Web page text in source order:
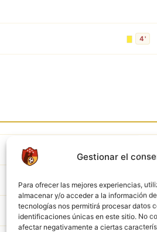
Gestionar el
Para ofrecer las mejores experiencias,
almacenar y/o acceder a la información
tecnologías nos permitirá procesar datos
identificaciones únicas en este sitio. No
afectar negativamente a ciertas
4'